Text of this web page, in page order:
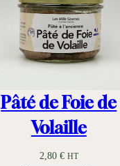
Pâté de Foie de
Volaille
2,80 € HT